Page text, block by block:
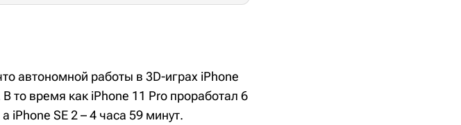
автономной работы в 3D-играх iPhone
то время как iPhone 11 Pro проработал 6
iPhone SE 2 – 4 часа 59 минут.